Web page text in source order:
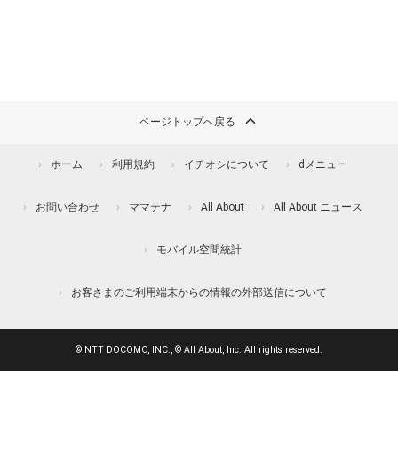
ページトップへ戻る
ホーム 利用規約 イチオシについて dメニュー
お問い合わせ ママテナ All About All About ニュース
モバイル空間統計
お客さまのご利用端末からの情報の外部送信について
© NTT DOCOMO, INC., © All About, Inc. All rights reserved.